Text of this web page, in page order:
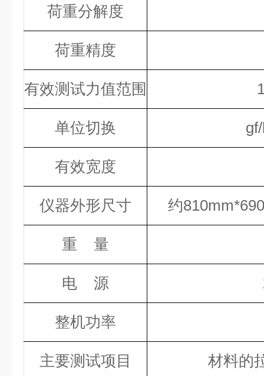
荷重分解度
荷重精度
有效测试力值范围
单位切换
有效宽度
仪器外形尺寸 约
重 量
电 源
整机功率
主要测试项目
材料的